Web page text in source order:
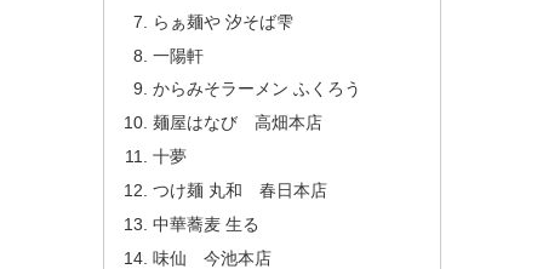
らぁ麺や 汐そば雫
一陽軒
からみそラーメン ふくろう
麺屋はなび 高畑本店
十夢
つけ麺 丸和 春日本店
中華蕎麦 生る
味仙 今池本店